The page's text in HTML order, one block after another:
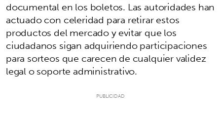
documental en los boletos. Las autoridades han
actuado con celeridad para retirar estos
productos del mercado y evitar que los
ciudadanos sigan adquiriendo participaciones
para sorteos que carecen de cualquier validez
legal o soporte administrativo.